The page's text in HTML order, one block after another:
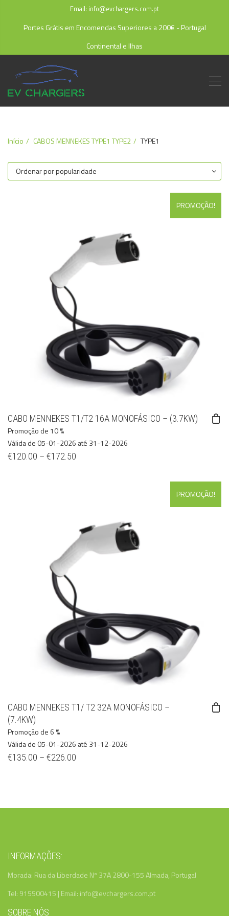
Email: info@evchargers.com.pt
Portes Grátis em Encomendas Superiores a 200€ - Portugal
Continental e Ilhas
Início CABOS MENNEKES TYPE1 TYPE2 TYPE1
PROMOÇÃO!
CABO MENNEKES T1/T2 16A MONOFÁSICO – (3.7KW)
Promoção de 10 %
Válida de 05-01-2026 até 31-12-2026
€120.00 – €172.50
PROMOÇÃO!
CABO MENNEKES T1/ T2 32A MONOFÁSICO –
(7.4KW)
Promoção de 6 %
Válida de 05-01-2026 até 31-12-2026
€135.00 – €226.00
INFORMAÇÕES:
Morada: Rua da Liberdade Nº 37A 2800-155 Almada, Portugal
Tel: 915500415 | Email: info@evchargers.com.pt
SOBRE NÓS